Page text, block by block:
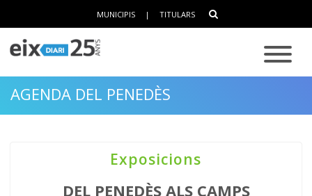
MUNICIPIS | TITULARS
AGENDA DEL PENEDÈS
Exposicions
DEL PENEDÈS ALS CAMPS